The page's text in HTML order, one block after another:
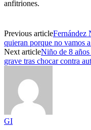
anfitriones.
Previous articleFernández
quieran porque no vamos
Next articleNiño de 8
grave tras chocar contra
GI